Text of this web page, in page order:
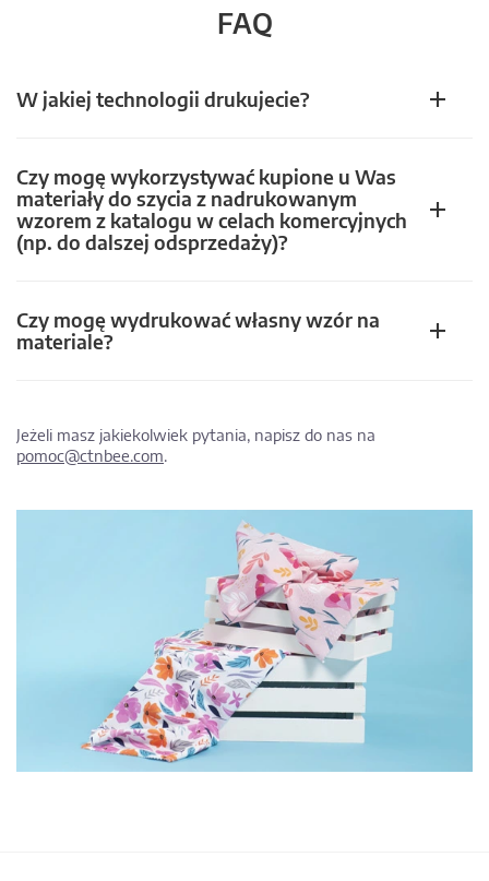
FAQ
W jakiej technologii drukujecie?
Czy mogę wykorzystywać kupione u Was
materiały do szycia z nadrukowanym
wzorem z katalogu w celach komercyjnych
(np. do dalszej odsprzedaży)?
Czy mogę wydrukować własny wzór na
materiale?
Jeżeli masz jakiekolwiek pytania, napisz do nas na
pomoc@ctnbee.com.